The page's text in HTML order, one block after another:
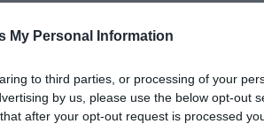
My Personal Information
to third parties, or processing of your
by us, please use the below opt-out
after your opt-out request is processed